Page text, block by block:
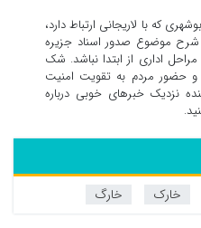
که با لاریجانی ارتباط دارد،
موضوع صدور اسناد جزیره
اداری از ابتدا نباشد. شک
و حضور مردم به تقویت امنیت
نزدیک خبرهای خوبی درباره
خارک خارگ